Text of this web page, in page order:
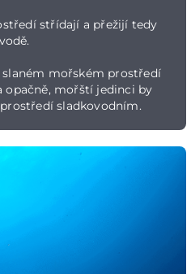
střídají a přežijí tedy
mořském prostředí
opačně, mořští jedinci by
sladkovodním.